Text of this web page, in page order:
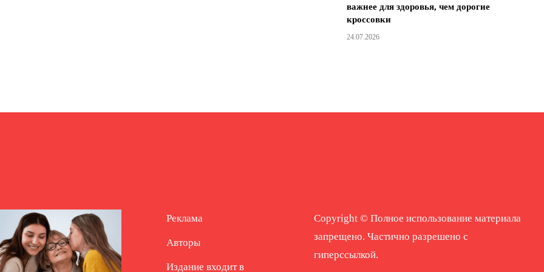
важнее для здоровья, чем дорогие
кроссовки
24.07.2026
Реклама
Авторы
Издание входит в
Copyright © Полное использование материала
запрещено. Частично разрешено с
гиперссылкой.